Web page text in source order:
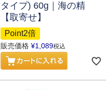
タイプ) 60g｜海の精
【取寄せ】
Point2倍
販売価格 ¥1,089税込